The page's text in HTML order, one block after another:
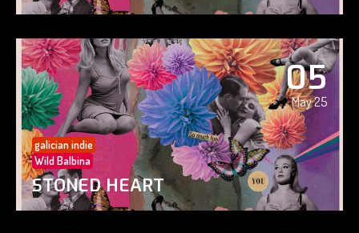
05
May 25
galician indie
Wild Balbina
STONED HEART